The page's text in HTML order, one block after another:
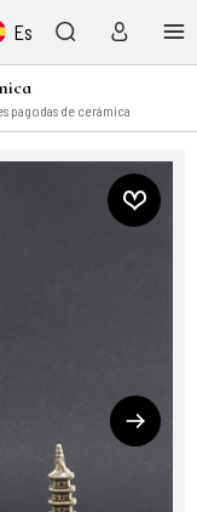
Es
pagodas de cerámica